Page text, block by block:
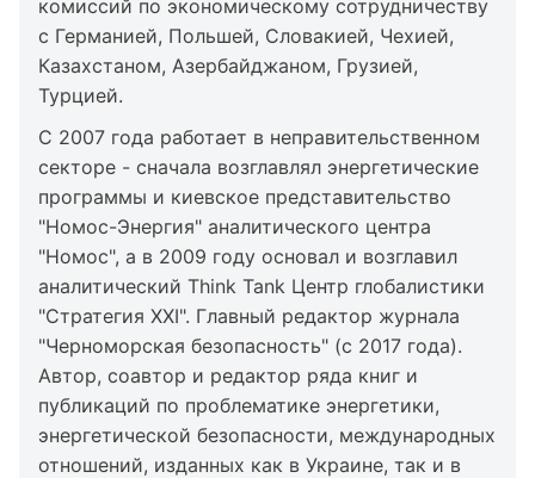
комиссий по экономическому сотрудничеству
с Германией, Польшей, Словакией, Чехией,
Казахстаном, Азербайджаном, Грузией,
Турцией.
С 2007 года работает в неправительственном
секторе - сначала возглавлял энергетические
программы и киевское представительство
"Номос-Энергия" аналитического центра
"Номос", а в 2009 году основал и возглавил
аналитический Think Tank Центр глобалистики
"Стратегия ХХІ". Главный редактор журнала
"Черноморская безопасность" (с 2017 года).
Автор, соавтор и редактор ряда книг и
публикаций по проблематике энергетики,
энергетической безопасности, международных
отношений, изданных как в Украине, так и в